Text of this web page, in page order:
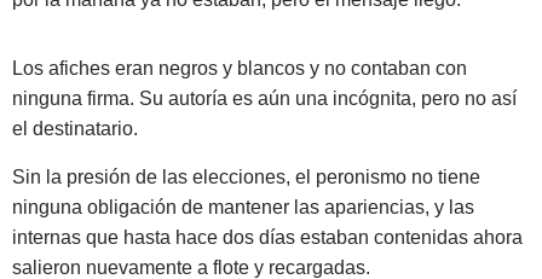
Los afiches eran negros y blancos y no contaban con
ninguna firma. Su autoría es aún una incógnita, pero no así
el destinatario.
Sin la presión de las elecciones, el peronismo no tiene
ninguna obligación de mantener las apariencias, y las
internas que hasta hace dos días estaban contenidas ahora
salieron nuevamente a flote y recargadas.